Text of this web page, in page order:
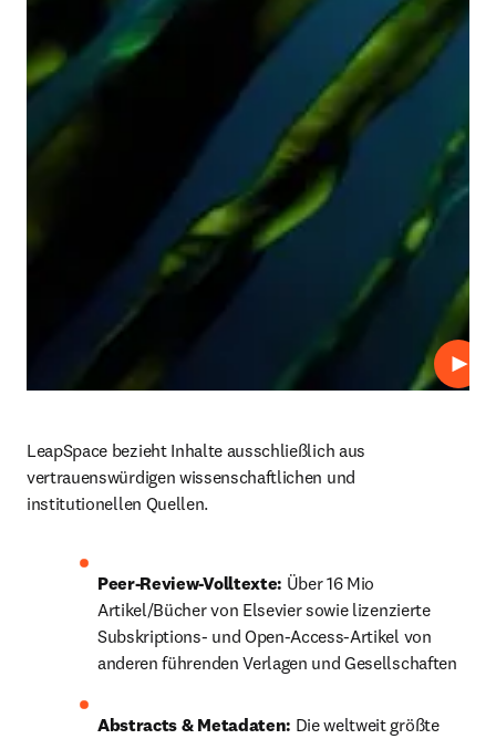
LeapSpace bezieht Inhalte ausschließlich aus
vertrauenswürdigen wissenschaftlichen und
institutionellen Quellen.
Peer-Review-Volltexte: Über 16 Mio
Artikel/Bücher von Elsevier sowie lizenzierte
Subskriptions- und Open-Access-Artikel von
anderen führenden Verlagen und Gesellschaften
Abstracts & Metadaten: Die weltweit größte